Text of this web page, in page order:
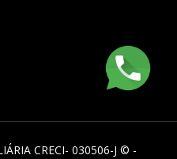
CRECI- 030506-J © -